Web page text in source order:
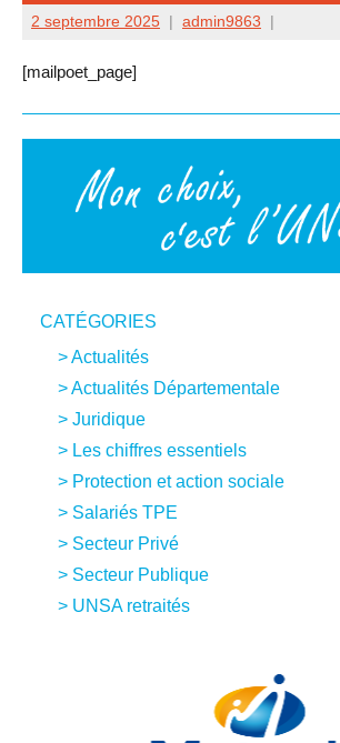
2 septembre 2025 admin9863
[mailpoet_page]
CATÉGORIES
Actualités
Actualités Départementale
Juridique
Les chiffres essentiels
Protection et action sociale
Salariés TPE
Secteur Privé
Secteur Publique
UNSA retraités